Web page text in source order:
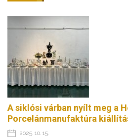
A siklósi várban nyílt meg a
Porcelánmanufaktúra
2025. 10. 15.